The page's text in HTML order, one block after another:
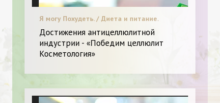
Я могу Похудеть. / Диета и питание.
Достижения антицеллюлитной
индустрии - «Победим целлюлит
Косметология»